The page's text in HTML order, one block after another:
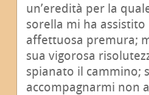
un’eredità per la
sorella mi ha
affettuosa premura;
sua vigorosa
spianato il cammino;
accompagnarmi non